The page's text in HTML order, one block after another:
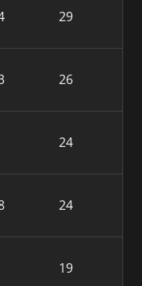
29
26
24
24
19